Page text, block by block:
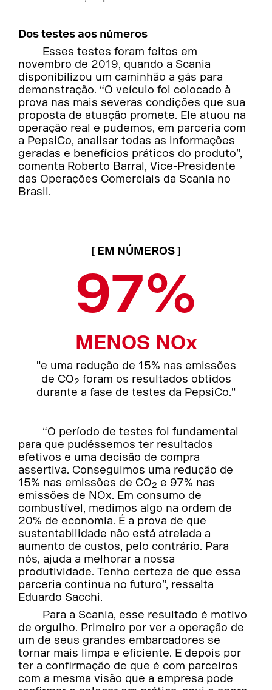
Dos testes aos números
Esses testes foram feitos em
novembro de 2019, quando a Scania
disponibilizou um caminhão a gás para
demonstração. “O veículo foi colocado à
prova nas mais severas condições que sua
proposta de atuação promete. Ele atuou na
operação real e pudemos, em parceria com
a PepsiCo, analisar todas as informações
geradas e benefícios práticos do produto”,
comenta Roberto Barral, Vice-Presidente
das Operações Comerciais da Scania no
Brasil.
[ EM NÚMEROS ]
97%
MENOS NOx
"e uma redução de 15% nas emissões
de CO2 foram os resultados obtidos
durante a fase de testes da PepsiCo."
“O período de testes foi fundamental
para que pudéssemos ter resultados
efetivos e uma decisão de compra
assertiva. Conseguimos uma redução de
15% nas emissões de CO2 e 97% nas
emissões de NOx. Em consumo de
combustível, medimos algo na ordem de
20% de economia. É a prova de que
sustentabilidade não está atrelada a
aumento de custos, pelo contrário. Para
nós, ajuda a melhorar a nossa
produtividade. Tenho certeza de que essa
parceria continua no futuro”, ressalta
Eduardo Sacchi.
Para a Scania, esse resultado é motivo
de orgulho. Primeiro por ver a operação de
um de seus grandes embarcadores se
tornar mais limpa e eficiente. E depois por
ter a confirmação de que é com parceiros
com a mesma visão que a empresa pode